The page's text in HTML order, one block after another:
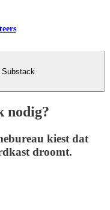
Substack
nodig?
kiest dat
droomt.